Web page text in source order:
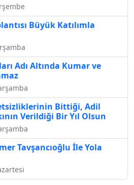
Büyük Katılımla
Adı Altında Kumar ve
Bittiği, Adil
Verildiği Bir Yıl Olsun
Tavşancıoğlu İle Yola